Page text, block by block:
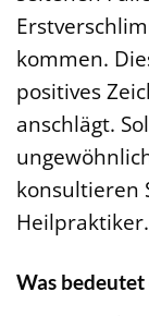
kommen.
positives
anschlägt.
konsultieren
Heilpraktiker.
Was bedeutet